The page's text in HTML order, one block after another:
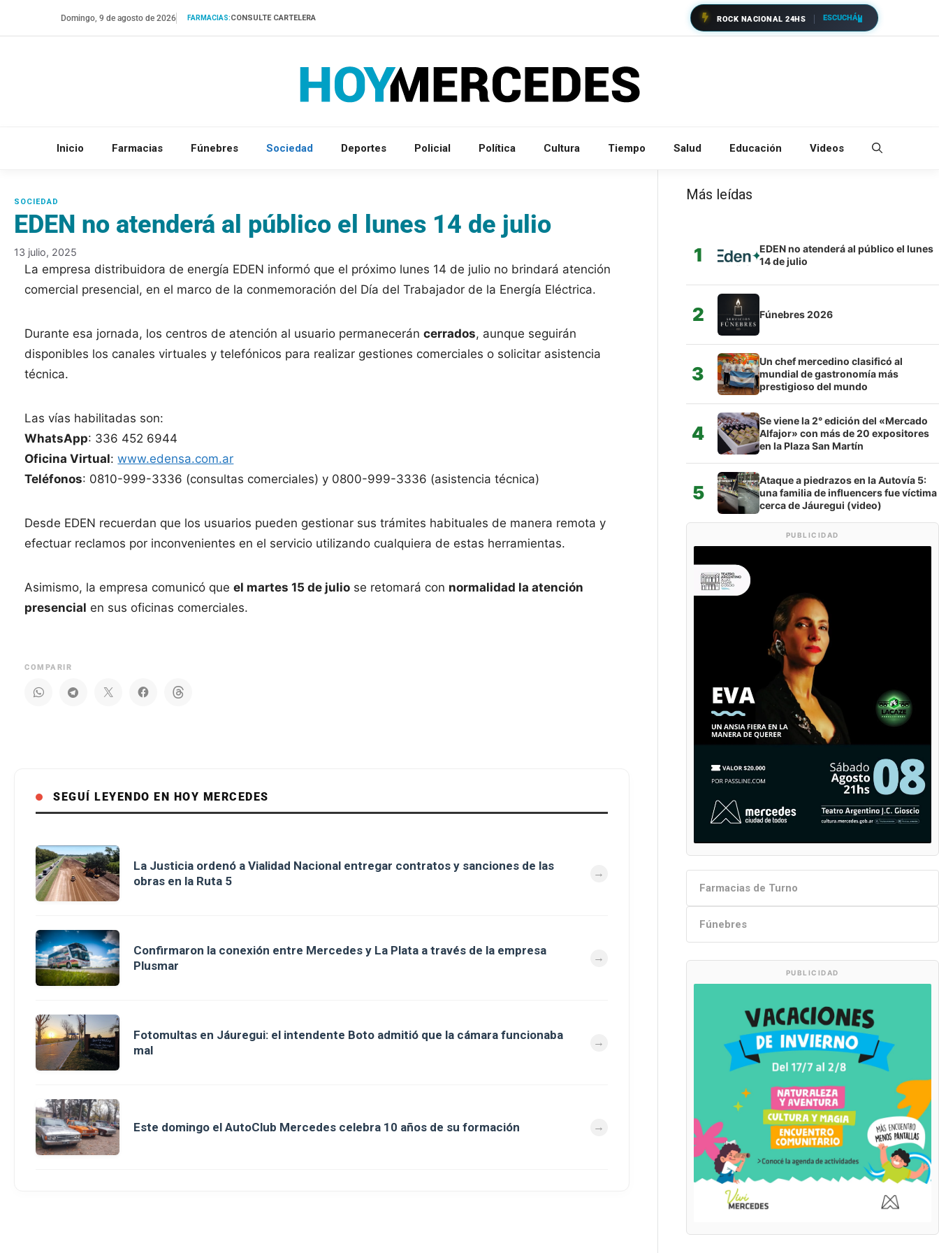
Domingo, 9 de agosto de 2026 FARMACIAS:CONSULTE CARTELERA ROCK NACIONAL 24HS ESCUCHÁ
Inicio Farmacias Fúnebres Sociedad Deportes Policial Política Cultura Tiempo Salud Educación Videos
EDEN no atenderá al público el lunes 14 de julio
13 julio, 2025
La empresa distribuidora de energía EDEN informó que el próximo lunes 14 de julio no brindará atención
comercial presencial, en el marco de la conmemoración del Día del Trabajador de la Energía Eléctrica.
Durante esa jornada, los centros de atención al usuario permaneceráncerrados, aunque seguirán
disponibles los canales virtuales y telefónicos para realizar gestiones comerciales o solicitar asistencia
técnica.
Las vías habilitadas son:
WhatsApp: 336 452 6944
Oficina Virtual:www.edensa.com.ar
Teléfonos: 0810-999-3336 (consultas comerciales) y 0800-999-3336 (asistencia técnica)
Desde EDEN recuerdan que los usuarios pueden gestionar sus trámites habituales de manera remota y
efectuar reclamos por inconvenientes en el servicio utilizando cualquiera de estas herramientas.
Asimismo, la empresa comunicó queel martes 15 de julio se retomará con normalidad la atención
presencial en sus oficinas comerciales.
COMPARIR
SEGUÍ LEYENDO EN HOY MERCEDES
La Justicia ordenó a Vialidad Nacional entregar contratos y sanciones de las
obras en la Ruta 5
Confirmaron la conexión entre Mercedes y La Plata a través de la empresa
Plusmar
Fotomultas en Jáuregui: el intendente Boto admitió que la cámara funcionaba
mal
Este domingo el AutoClub Mercedes celebra 10 años de su formación
Más leídas
1
EDEN no atenderá al público el lunes
14 de julio
2 Fúnebres 2026
3
Un chef mercedino clasificó al
mundial de gastronomía más
prestigioso del mundo
4
Se viene la 2° edición del «Mercado
Alfajor» con más de 20 expositores
en la Plaza San Martín
5
Ataque a piedrazos en la Autovía 5:
una familia de influencers fue víctima
cerca de Jáuregui (video)
PUBLICIDAD
Farmacias de Turno
Fúnebres
PUBLICIDAD